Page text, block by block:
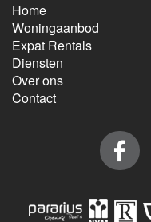
Home
Woningaanbod
Expat Rentals
Diensten
Over ons
Contact